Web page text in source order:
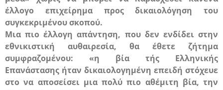
έλλογο επιχείρημα προς δικαιολόγηση του
συγκεκριμένου σκοπού.
Μια πιο έλλογη απάντηση, που δεν ενδίδει στην
εθνικιστική αυθαιρεσία, θα έθετε ζήτημα
συμφραζομένου: «η βία τής Ελληνικής
Επανάστασης ήταν δικαιολογημένη επειδή στόχευε
στο να αποσείσει μια πολύ πιο αθέμιτη βία, την